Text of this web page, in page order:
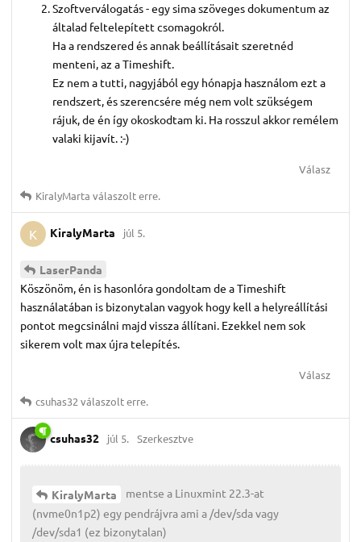
Szoftverválogatás - egy sima szöveges dokumentum az
általad feltelepített csomagokról.
Ha a rendszered és annak beállításait szeretnéd
menteni, az a Timeshift.
Ez nem a tutti, nagyjából egy hónapja használom ezt a
rendszert, és szerencsére még nem volt szükségem
rájuk, de én így okoskodtam ki. Ha rosszul akkor remélem
valaki kijavít. :-)
Válasz
KiralyMarta válaszolt erre.
K KiralyMarta júl 5.
LaserPanda
Köszönöm, én is hasonlóra gondoltam de a Timeshift
használatában is bizonytalan vagyok hogy kell a helyreállítási
pontot megcsinálni majd vissza állítani. Ezekkel nem sok
sikerem volt max újra telepítés.
Válasz
csuhas32 válaszolt erre.
csuhas32 júl 5. Szerkesztve
KiralyMarta
mentse a Linuxmint 22.3-at
(nvme0n1p2) egy pendrájvra ami a /dev/sda vagy
/dev/sda1 (ez bizonytalan)